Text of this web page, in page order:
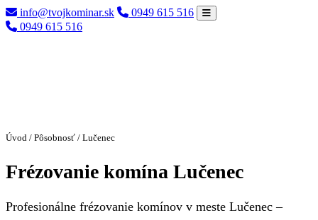
info@tvojkominar.sk
0949 615 516
0949 615 516
Úvod / Pôsobnosť / Lučenec
Frézovanie komína Lučenec
Profesionálne frézovanie komínov v meste Lučenec –